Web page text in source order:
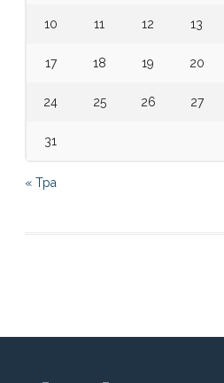
10 11 12 13
17 18 19 20
24 25 26 27
31
« Тра